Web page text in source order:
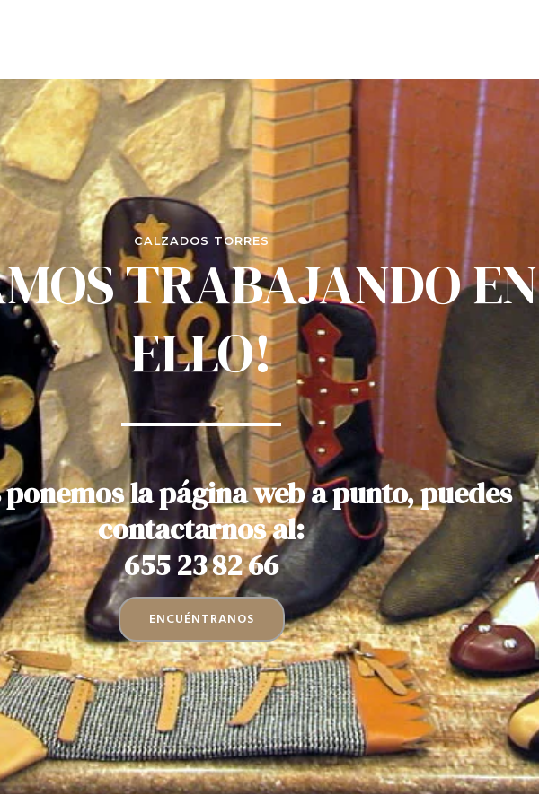
CALZADOS TORRES
TRABAJANDO EN
ELLO!
la página web a punto, puedes
contactarnos al:
655 23 82 66
ENCUÉNTRANOS